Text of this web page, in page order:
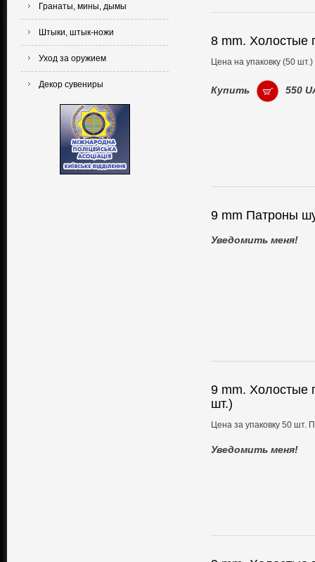
Гранаты, мины, дымы
Штыки, штык-ножи
Уход за оружием
Декор сувениры
8 mm. Холостые
Цена на упаковку (50
Купить 550
9 mm Патроны
Уведомить меня!
9 mm. Холостые
шт.)
Цена за упаковку 50 шт.
Уведомить меня!